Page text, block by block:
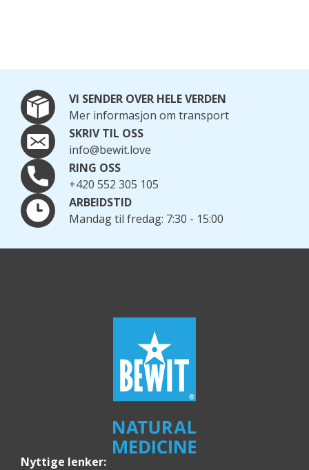
VI SENDER OVER HELE VERDEN
Mer informasjon om transport
SKRIV TIL OSS
info@bewit.love
RING OSS
+420 552 305 105
ARBEIDSTID
Mandag til fredag: 7:30 - 15:00
Nyttige lenker: